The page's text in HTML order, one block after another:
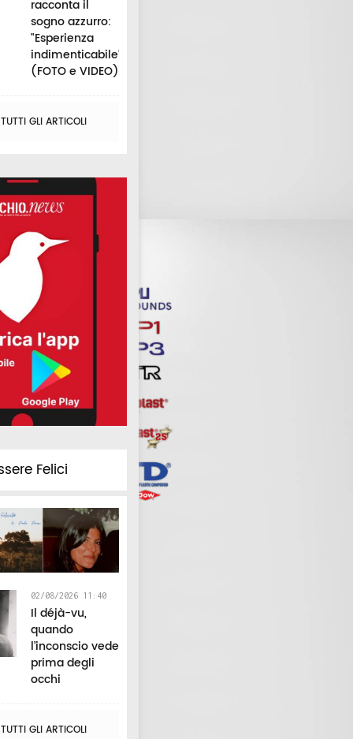
racconta il
sogno azzurro:
"Esperienza
indimenticabile"
(FOTO e VIDEO)
GLI ARTICOLI
Felici
02/08/2026 11:40
Il déjà-vu,
quando
l’inconscio vede
prima degli
occhi
GLI ARTICOLI